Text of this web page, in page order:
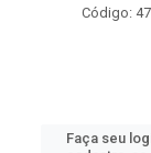
Código:
Faça seu